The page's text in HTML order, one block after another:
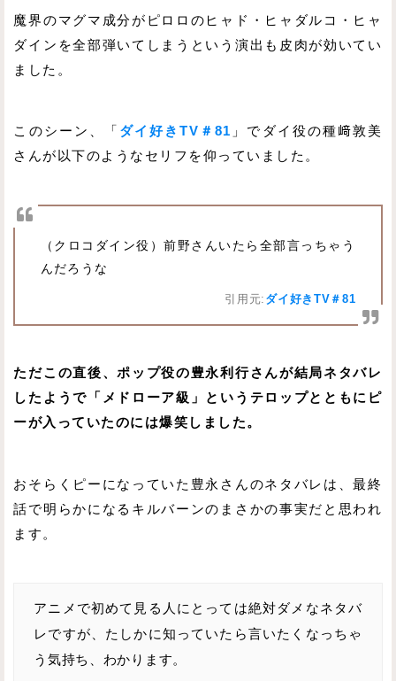
魔界のマグマ成分がピロロのヒャド・ヒャダルコ・ヒャ
ダインを全部弾いてしまうという演出も皮肉が効いてい
ました。
このシーン、「 ダイ好きTV＃81 」でダイ役の種﨑敦美
さんが以下のようなセリフを仰っていました。
（クロコダイン役）前野さんいたら全部言っちゃう
んだろうな
引用元: ダイ好きTV＃81
ただこの直後、ポップ役の豊永利行さんが結局ネタバレ
したようで「メドローア級」というテロップとともにピ
ーが入っていたのには爆笑しました。
おそらくピーになっていた豊永さんのネタバレは、最終
話で明らかになるキルバーンのまさかの事実だと思われ
ます。
アニメで初めて見る人にとっては絶対ダメなネタバ
レですが、たしかに知っていたら言いたくなっちゃ
う気持ち、わかります。